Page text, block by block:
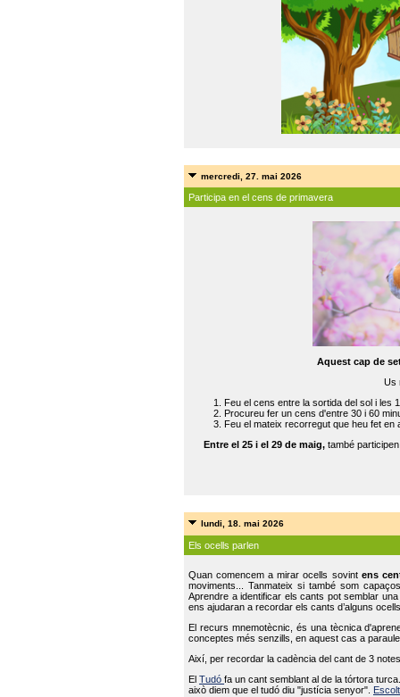
mercredi, 27. mai 2026
Participa en el cens de primavera
Aquest cap de
Us
Feu el cens entre la sortida del sol i les
Procureu fer un cens d'entre 30 i 60
Feu el mateix recorregut que heu fet en
Entre el 25 i el 29 de maig, també
lundi, 18. mai 2026
Els ocells parlen
Quan comencem a mirar ocells sovint ens
moviments... Tanmateix si també som
Aprendre a identificar els cants pot semblar
ens ajudaran a recordar els cants d’alguns
El recurs mnemotècnic, és una tècnica
conceptes més senzills, en aquest cas a
Així, per recordar la cadència del cant de 3
ElTudófa un cant semblant al de la tórtora
això diem que el tudó diu "justícia senyor".